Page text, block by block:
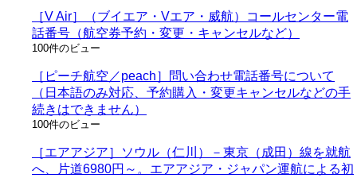
［V Air］（ブイエア・Vエア・威航）コールセンター電
話番号（航空券予約・変更・キャンセルなど）
100件のビュー
［ピーチ航空／peach］問い合わせ電話番号について
（日本語のみ対応、予約購入・変更キャンセルなどの手
続きはできません）
100件のビュー
［エアアジア］ソウル（仁川）－東京（成田）線を就航
へ、片道6980円～。エアアジア・ジャパン運航による初